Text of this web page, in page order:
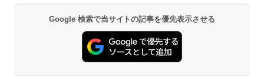
PYKES PEAK (パイクスピーク) 着替えテン
ト プライバシー テント 【中が透けない】 1
人用 折りたたみ 防災グッズ 災害用トイレ ビ
ーチ ピクニック ポップアップテント 携帯 簡
易 トイレテント (ブラック)
防水 UVカット 4段階高さ調整 軽量 収納袋付
き
￥6,459
Google 検索で当サイトの記事を優先表示させる